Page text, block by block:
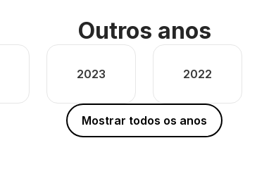
Outros anos
2023 2022
Mostrar todos os anos